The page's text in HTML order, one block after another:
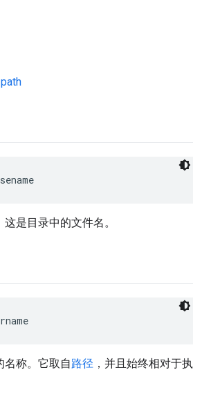
是目录中的文件名。
名称。它取自路径 ，并且始终相对于执